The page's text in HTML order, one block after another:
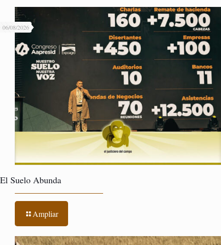
06/08/2026
El Suelo Abunda
Ampliar